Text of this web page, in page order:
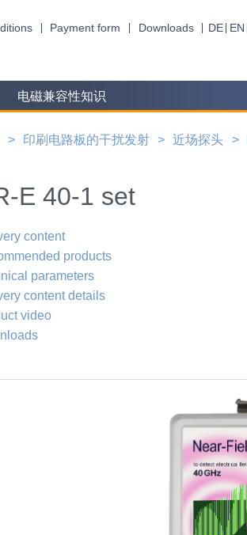
Payment form Downloads DE EN
电磁兼容性知识
印刷电路板的干扰发射 近场探头
E 40-1 set
content
products
parameters
content details
video